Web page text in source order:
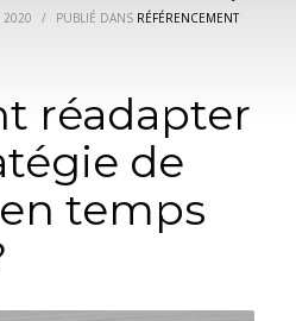
2020 / PUBLIÉ DANS RÉFÉRENCEMENT
réadapter
de
temps